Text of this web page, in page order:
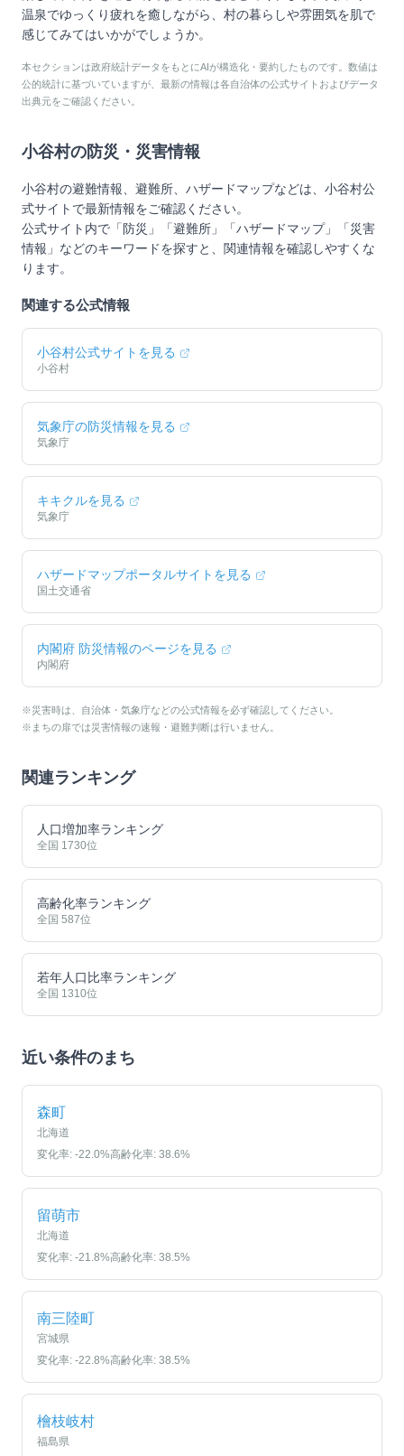
温泉でゆっくり疲れを癒しながら、村の暮らしや雰囲気を肌で
感じてみてはいかがでしょうか。
本セクションは政府統計データをもとにAIが構造化・要約したものです。数値は
公的統計に基づいていますが、最新の情報は各自治体の公式サイトおよびデータ
出典元をご確認ください。
小谷村の防災・災害情報
小谷村の避難情報、避難所、ハザードマップなどは、 小谷村公
式サイトで最新情報をご確認ください。
公式サイト内で「防災」「避難所」「ハザードマップ」「災害
情報」などのキーワードを探すと、関連情報を確認しやすくな
ります。
関連する公式情報
小谷村公式サイトを見る
小谷村
気象庁の防災情報を見る
気象庁
キキクルを見る
気象庁
ハザードマップポータルサイトを見る
国土交通省
内閣府 防災情報のページを見る
内閣府
※災害時は、自治体・気象庁などの公式情報を必ず確認してください。
※まちの扉では災害情報の速報・避難判断は行いません。
関連ランキング
人口増加率ランキング
全国 1730位
高齢化率ランキング
全国 587位
若年人口比率ランキング
全国 1310位
近い条件のまち
森町
北海道
変化率: -22.0%高齢化率: 38.6%
留萌市
北海道
変化率: -21.8%高齢化率: 38.5%
南三陸町
宮城県
変化率: -22.8%高齢化率: 38.5%
檜枝岐村
福島県